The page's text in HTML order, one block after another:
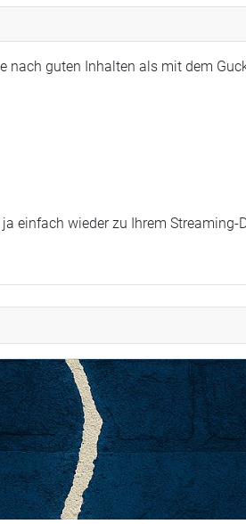
guten Inhalten als mit dem
einfach wieder zu Ihrem